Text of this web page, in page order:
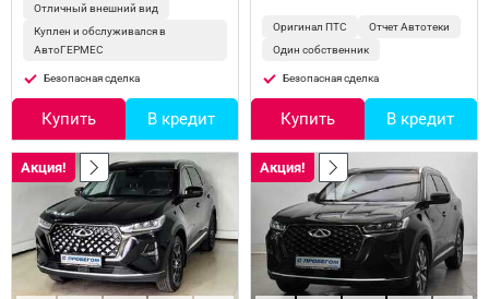
Отличный внешний вид
Куплен и обслуживался в
АвтоГЕРМЕС
Безопасная сделка
Купить В кредит
Оригинал ПТС
Отчет Автотеки
Один собственник
Безопасная сделка
Купить В кредит
Акция! Акция!